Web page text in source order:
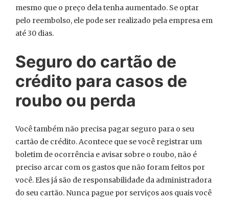
mesmo que o preço dela tenha aumentado. Se optar
pelo reembolso, ele pode ser realizado pela empresa em
até 30 dias.
Seguro do cartão de
crédito para casos de
roubo ou perda
Você também não precisa pagar seguro para o seu
cartão de crédito. Acontece que se você registrar um
boletim de ocorrência e avisar sobre o roubo, não é
preciso arcar com os gastos que não foram feitos por
você. Eles já são de responsabilidade da administradora
do seu cartão. Nunca pague por serviços aos quais você